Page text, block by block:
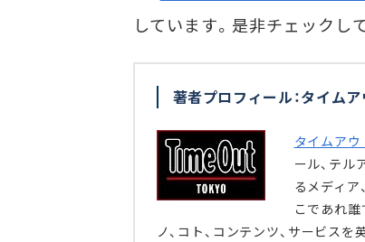
しています。是非チェックし
著者プロフィール：タイム
タイムアウ
ール、テル
るメディア
こであれ誰
ノ、コト、コンテンツ、サービス